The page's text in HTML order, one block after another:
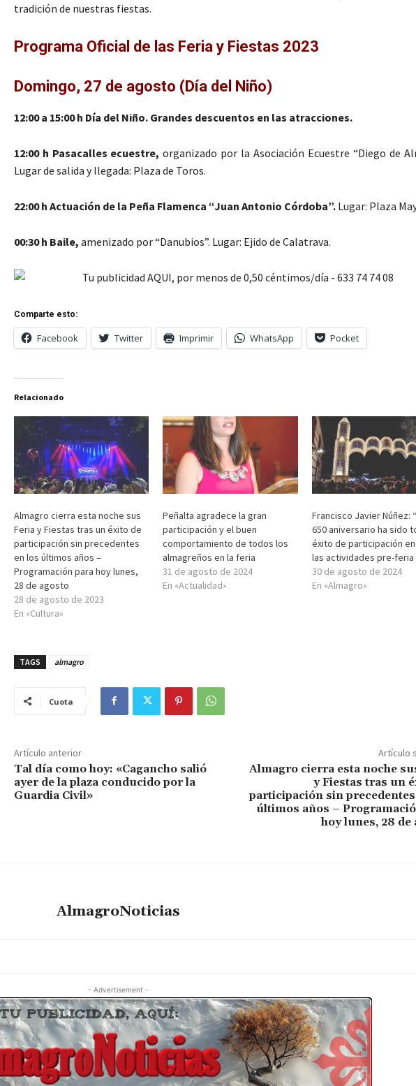
tradición de nuestras fiestas.
Programa Oficial de las Feria y Fiestas 2023
Domingo, 27 de agosto (Día del Niño)
12:00 a 15:00 h Día del Niño. Grandes descuentos en las atracciones.
12:00 h Pasacalles ecuestre,organizado por la Asociación Ecuestre “Diego de
Lugar de salida y llegada: Plaza de Toros.
22:00 h Actuación de la Peña Flamenca “Juan Antonio Córdoba”. Lugar: Plaza
00:30 h Baile, amenizado por “Danubios”. Lugar: Ejido de Calatrava.
Comparte esto:
Facebook Twitter Imprimir WhatsApp Pocket
Relacionado
Almagro cierra esta noche sus
Feria y Fiestas tras un éxito de
participación sin precedentes
en los últimos años –
Programación para hoy lunes,
28 de agosto
28 de agosto de 2023
En «Cultura»
Peñalta agradece la gran
participación y el buen
comportamiento de todos los
almagreños en la feria
31 de agosto de 2024
En «Actualidad»
Francisco Javier Núñez:
650 aniversario ha sido
éxito de participación
las actividades pre-feria
30 de agosto de 2024
En «Almagro»
TAGS almagro
Cuota
Artículo anterior
Tal día como hoy: «Cagancho salió
ayer de la plaza conducido por la
Guardia Civil»
Artículo
Almagro cierra esta noche
y Fiestas tras un
participación sin
últimos años –
hoy lunes, 28 de
AlmagroNoticias
- Advertisement -